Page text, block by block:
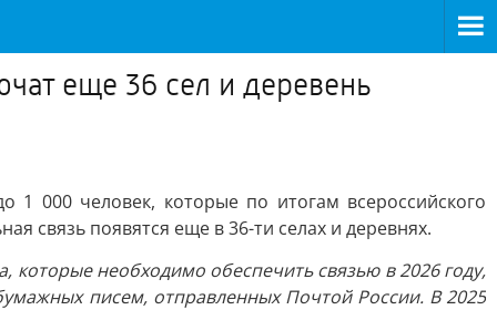
еще 36 сел и деревень
000 человек, которые по итогам всероссийского
связь появятся еще в 36-ти селах и деревнях.
которые необходимо обеспечить связью в 2026 году,
писем, отправленных Почтой России. В 2025